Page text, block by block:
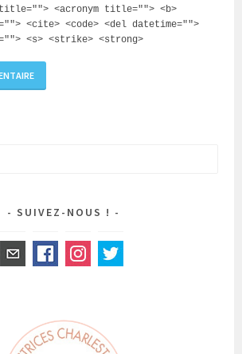
<acronym title=""> <b>
<cite> <code> <del datetime="">
<s> <strike> <strong>
SUIVEZ-NOUS !